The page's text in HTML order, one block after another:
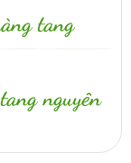
tang
nguyên